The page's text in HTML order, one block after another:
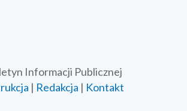
Informacji Publicznej
| Redakcja | Kontakt